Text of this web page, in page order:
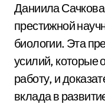
Даниила
престижной
биологии. Эта
усилий, которые
работу, и
вклада в